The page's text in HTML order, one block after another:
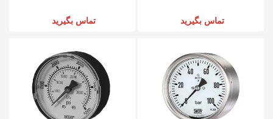
تماس بگیرید تماس بگیرید